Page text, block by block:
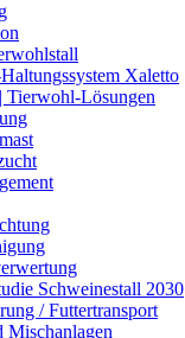
Xaletto
Tierwohl-Lösungen
Schweinestall 2030
/ Futtertransport
Mischanlagen